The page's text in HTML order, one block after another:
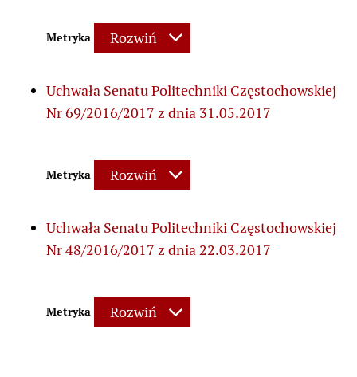
Metryka Rozwiń
Uchwała Senatu Politechniki Częstochowskiej
Nr 69/2016/2017 z dnia 31.05.2017
Metryka Rozwiń
Uchwała Senatu Politechniki Częstochowskiej
Nr 48/2016/2017 z dnia 22.03.2017
Metryka Rozwiń